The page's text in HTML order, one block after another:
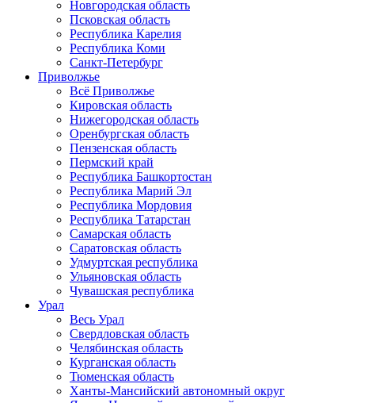
Новгородская область
Псковская область
Республика Карелия
Республика Коми
Санкт-Петербург
Приволжье
Всё Приволжье
Кировская область
Нижегородская область
Оренбургская область
Пензенская область
Пермский край
Республика Башкортостан
Республика Марий Эл
Республика Мордовия
Республика Татарстан
Самарская область
Саратовская область
Удмуртская республика
Ульяновская область
Чувашская республика
Урал
Весь Урал
Свердловская область
Челябинская область
Курганская область
Тюменская область
Ханты-Мансийский автономный округ